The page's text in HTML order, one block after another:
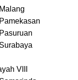
VIII